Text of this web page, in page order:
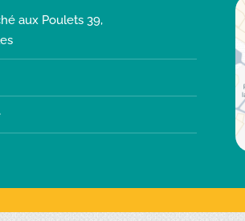
aux Poulets 39,